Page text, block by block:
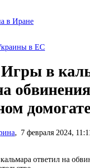
в Иране
в ЕС
в
, 7 февраля 2024,